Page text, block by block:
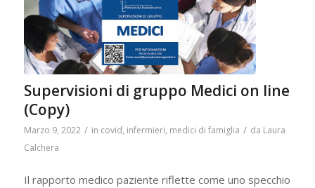
Supervisioni di gruppo Medici on line
(Copy)
Marzo 9, 2022 / in covid, infermieri, medici di famiglia / da Laura
Calchera
Il rapporto medico paziente riflette come uno specchio